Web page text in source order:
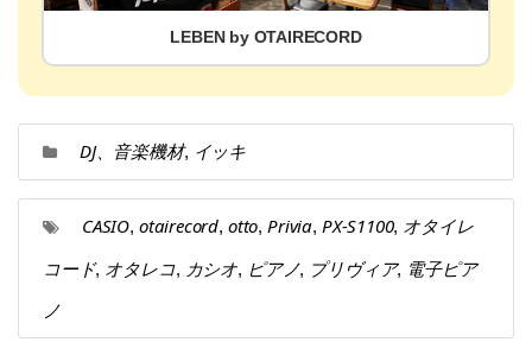
LEBEN by OTAIRECORD
DJ、音楽機材, イッキ
CASIO, otairecord, otto, Privia, PX-S1100, オタイレ
コード, オタレコ, カシオ, ピアノ, プリヴィア, 電子ピア
ノ